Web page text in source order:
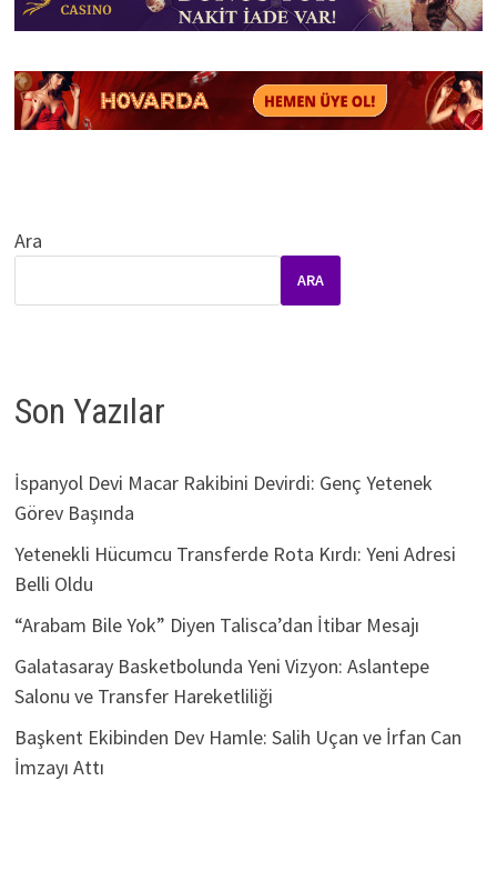
Ara
ARA
Son Yazılar
İspanyol Devi Macar Rakibini Devirdi: Genç Yetenek
Görev Başında
Yetenekli Hücumcu Transferde Rota Kırdı: Yeni Adresi
Belli Oldu
“Arabam Bile Yok” Diyen Talisca’dan İtibar Mesajı
Galatasaray Basketbolunda Yeni Vizyon: Aslantepe
Salonu ve Transfer Hareketliliği
Başkent Ekibinden Dev Hamle: Salih Uçan ve İrfan Can
İmzayı Attı